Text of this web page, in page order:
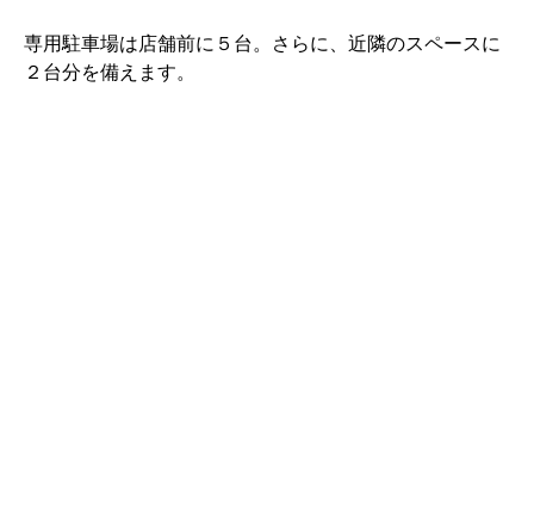
専用駐車場は店舗前に５台。さらに、近隣のスペースに
２台分を備えます。